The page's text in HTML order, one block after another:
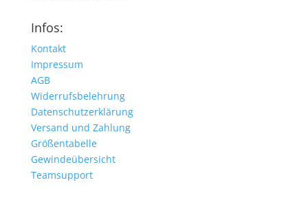
Infos:
Kontakt
Impressum
AGB
Widerrufsbelehrung
Datenschutzerklärung
Versand und Zahlung
Größentabelle
Gewindeübersicht
Teamsupport